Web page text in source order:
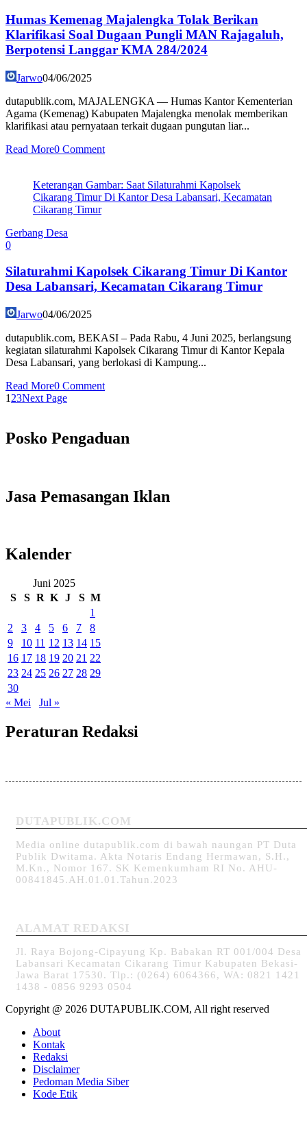
Humas Kemenag Majalengka Tolak Berikan
Klarifikasi Soal Dugaan Pungli MAN Rajagaluh,
Berpotensi Langgar KMA 284/2024
Jarwo04/06/2025
dutapublik.com, MAJALENGKA — Humas Kantor Kementerian
Agama (Kemenag) Kabupaten Majalengka menolak memberikan
klarifikasi atau pernyataan terkait dugaan pungutan liar...
Read More0 Comment
Keterangan Gambar: Saat Silaturahmi Kapolsek
Cikarang Timur Di Kantor Desa Labansari, Kecamatan
Cikarang Timur
Gerbang Desa
0
Silaturahmi Kapolsek Cikarang Timur Di Kantor
Desa Labansari, Kecamatan Cikarang Timur
Jarwo04/06/2025
dutapublik.com, BEKASI – Pada Rabu, 4 Juni 2025, berlangsung
kegiatan silaturahmi Kapolsek Cikarang Timur di Kantor Kepala
Desa Labansari, yang berlokasi di Kampung...
Read More0 Comment
1 23Next Page
Posko Pengaduan
Jasa Pemasangan Iklan
Kalender
Juni 2025
S
S R K J S M
1
2
3 4 5 6 7
8
9
10 11 12 13 14 15
16 17 18 19 20 21 22
23 24 25 26 27 28 29
30
« Mei
Jul »
Peraturan Redaksi
DUTAPUBLIK.COM
Media online dutapublik.com di bawah naungan PT Duta
Publik Dwitama. Akta Notaris Endang Hermawan, S.H.,
M.Kn., Nomor 167. SK Kemenkumham RI No. AHU-
00841845.AH.01.01.Tahun.2023
ALAMAT REDAKSI
Jl. Raya Bojong-Cipayung Kp. Babakan RT 001/004 Desa
Labansari Kecamatan Cikarang Timur Kabupaten Bekasi-
Jawa Barat 17530. Tlp.: (0264) 6064366, WA: 0821 1421
1438 - 0856 9293 0504
Copyright @ 2026 DUTAPUBLIK.COM, All right reserved
About
Kontak
Redaksi
Disclaimer
Pedoman Media Siber
Kode Etik